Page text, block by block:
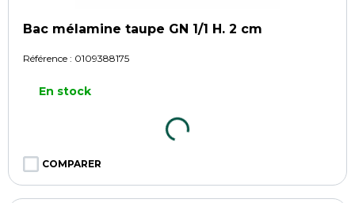
Bac mélamine taupe GN 1/1 H. 2 cm
Référence : 0109388175
En stock
COMPARER